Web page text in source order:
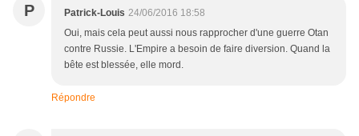
P Patrick-Louis 24/06/2016 18:58
Oui, mais cela peut aussi nous rapprocher d'une guerre Otan
contre Russie. L'Empire a besoin de faire diversion. Quand la
bête est blessée, elle mord.
Répondre